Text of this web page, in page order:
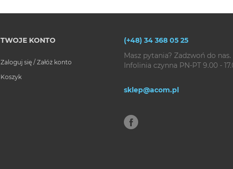
TWOJE KONTO
Zaloguj się / Załóż konto
Koszyk
(+48) 34 368 05 25
Masz pytania? Zadzwoń do nas.
Infolinia czynna PN-PT 9.00 -
sklep@acom.pl